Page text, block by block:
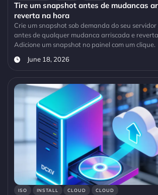
Tire um snapshot antes de mudancas
reverta na hora
Crie um snapshot sob demanda do seu servidor
antes de qualquer mudanca arriscada e
Adicione um snapshot no painel com um clique.
June 18, 2026
ISO INSTALL CLOUD CLOUD